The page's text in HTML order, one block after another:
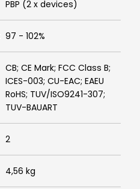
PBP (2 x devices)
97 - 102%
CB; CE Mark; FCC Class B;
ICES-003; CU-EAC; EAEU
RoHS; TUV/ISO9241-307;
TUV-BAUART
2
4,56 kg